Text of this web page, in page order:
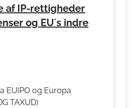
af IP-rettigheder
og EU´s indre
EUIPO og Europa
TAXUD)